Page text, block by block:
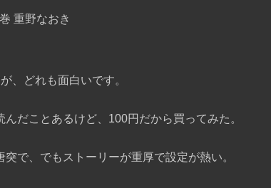
重野なおき
、どれも面白いです。
だことあるけど、100円だから買ってみた。
で、でもストーリーが重厚で設定が熱い。